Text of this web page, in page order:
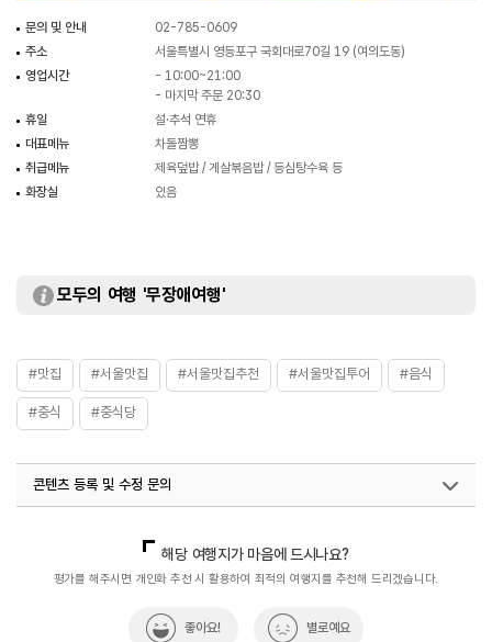
문의 및 안내
02-785-0609
주소
서울특별시 영등포구 국회대로70길 19 (여의도동)
영업시간
- 10:00~21:00
- 마지막 주문 20:30
휴일
설·추석 연휴
대표메뉴
차돌짬뽕
취급메뉴
제육덮밥 / 게살볶음밥 / 등심탕수육 등
화장실
있음
모두의 여행 '무장애여행'
#맛집 #서울맛집 #서울맛집추천 #서울맛집투어 #음식
#중식 #중식당
콘텐츠 등록 및 수정 문의
해당 여행지가 마음에 드시나요?
평가를 해주시면 개인화 추천 시 활용하여 최적의 여행지를 추천해 드리겠습니다.
좋아요! 별로예요